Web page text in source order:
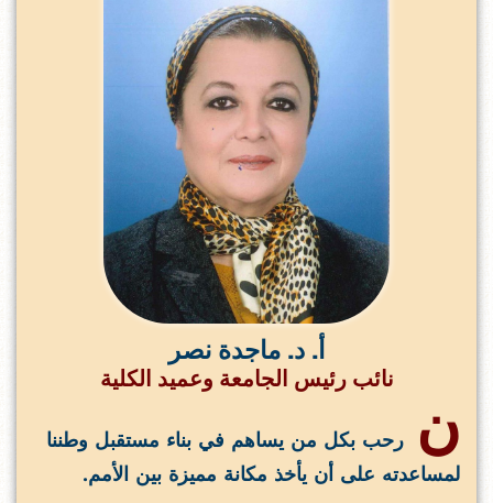
أ. د. ماجدة نصر
نائب رئيس الجامعة وعميد الكلية
ن
رحب بكل من يساهم في بناء مستقبل وطننا
لمساعدته على أن يأخذ مكانة مميزة بين الأمم.